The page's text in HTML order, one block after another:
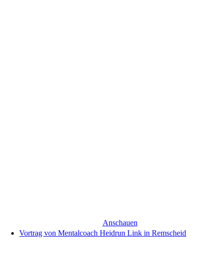
Anschauen
Vortrag von Mentalcoach Heidrun Link in Remscheid